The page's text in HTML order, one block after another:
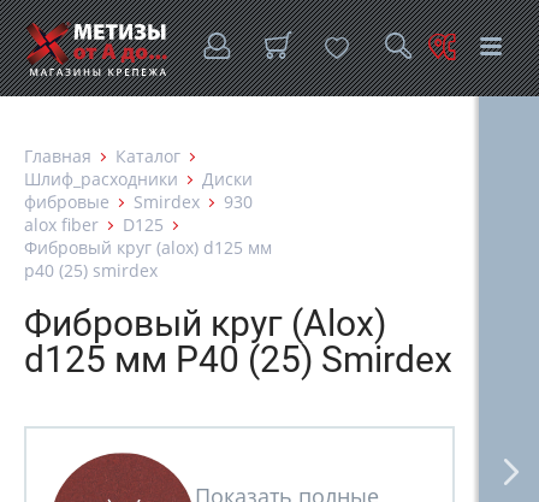
Главная
Каталог
Шлиф_расходники
Диски
фибровые
Smirdex
930
alox fiber
D125
Фибровый круг (alox) d125 мм
p40 (25) smirdex
Фибровый круг (Alox)
d125 мм P40 (25) Smirdex